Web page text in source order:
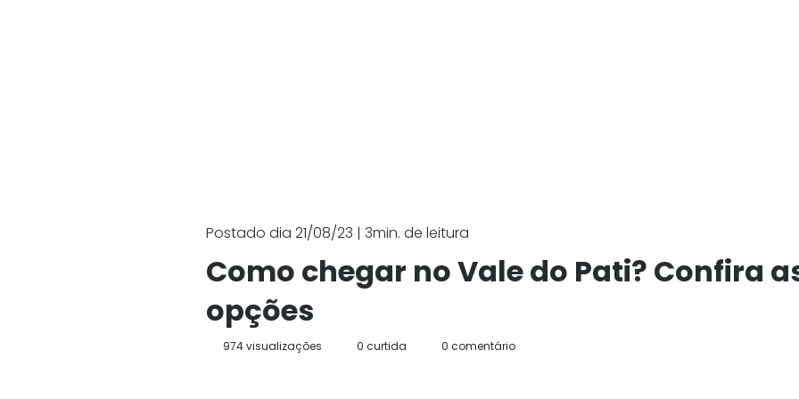
Postado dia 21/08/23 | 3min. de leitura
Como chegar no Vale do Pati? Confira
opções
0 comentário
0 curtida
974 visualizações